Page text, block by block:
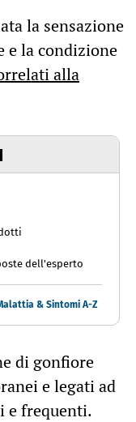
la sensazione
e la condizione
alla
dell'esperto
& Sintomi A-Z
di gonfiore
e legati ad
e frequenti.